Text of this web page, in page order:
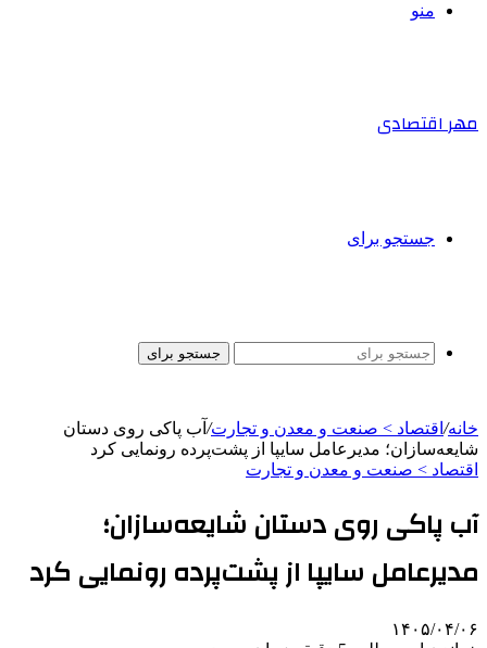
منو
مهر اقتصادی
جستجو برای
جستجو برای
خانه/ اقتصاد > صنعت و معدن و تجارت/ آب پاکی روی دستان
شایعه‌سازان؛ مدیرعامل سایپا از پشت‌پرده‌ رونمایی کرد
اقتصاد > صنعت و معدن و تجارت
آب پاکی روی دستان شایعه‌سازان؛
مدیرعامل سایپا از پشت‌پرده‌ رونمایی کرد
۱۴۰۵/۰۴/۰۶